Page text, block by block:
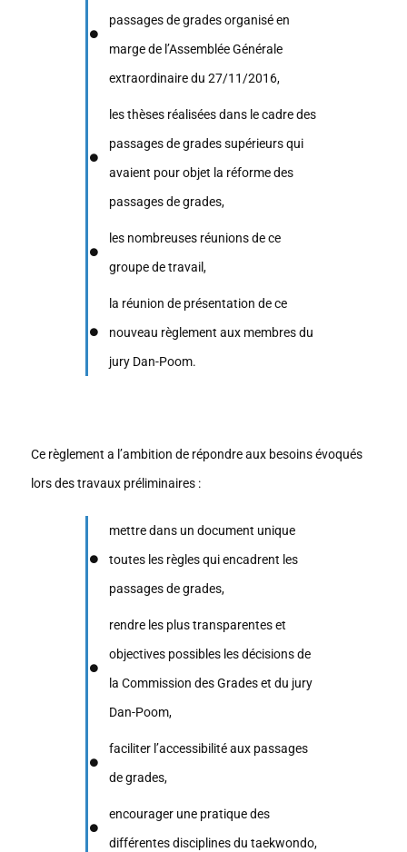
passages de grades organisé en
marge de l’Assemblée Générale
extraordinaire du 27/11/2016,
les thèses réalisées dans le cadre des
passages de grades supérieurs qui
avaient pour objet la réforme des
passages de grades,
les nombreuses réunions de ce
groupe de travail,
la réunion de présentation de ce
nouveau règlement aux membres du
jury Dan-Poom.
Ce règlement a l’ambition de répondre aux besoins évoqués
lors des travaux préliminaires :
mettre dans un document unique
toutes les règles qui encadrent les
passages de grades,
rendre les plus transparentes et
objectives possibles les décisions de
la Commission des Grades et du jury
Dan-Poom,
faciliter l’accessibilité aux passages
de grades,
encourager une pratique des
différentes disciplines du taekwondo,